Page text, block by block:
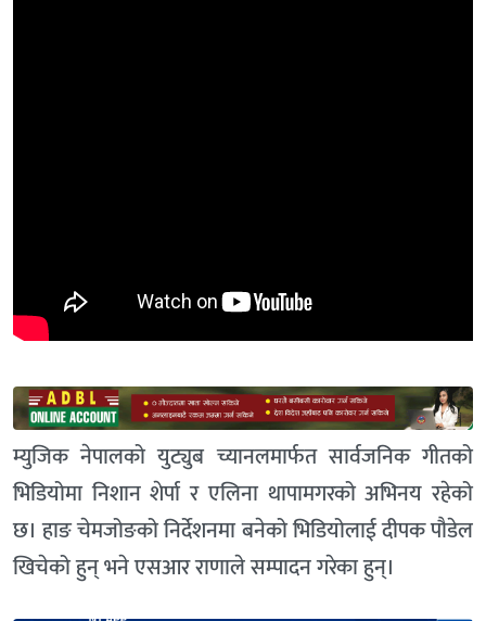
म्युजिक नेपालको युट्युब च्यानलमार्फत सार्वजनिक गीतको
भिडियोमा निशान शेर्पा र एलिना थापामगरको अभिनय रहेको
छ। हाङ चेमजोङको निर्देशनमा बनेको भिडियोलाई दीपक पौडेल
खिचेको हुन् भने एसआर राणाले सम्पादन गरेका हुन्।